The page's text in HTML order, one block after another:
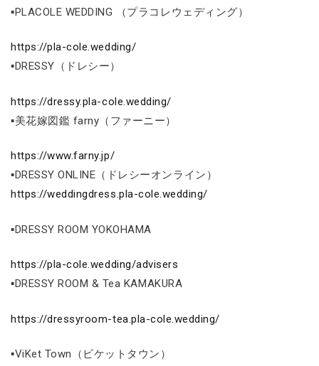
▪PLACOLE WEDDING （プラコレウェディング）
https://pla-cole.wedding/
▪DRESSY（ドレシー）
https://dressy.pla-cole.wedding/
▪美花嫁図鑑 farny（ファーニー）
https://www.farny.jp/
▪DRESSY ONLINE（ドレシーオンライン）
https://weddingdress.pla-cole.wedding/
▪DRESSY ROOM YOKOHAMA
https://pla-cole.wedding/advisers
▪DRESSY ROOM & Tea KAMAKURA
https://dressyroom-tea.pla-cole.wedding/
▪ViKet Town（ビケットタウン）